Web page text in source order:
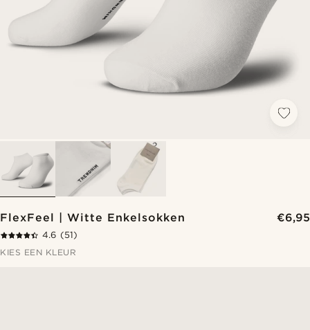
FlexFeel | Witte Enkelsokken €6,95
4.6 (51)
KIES EEN KLEUR